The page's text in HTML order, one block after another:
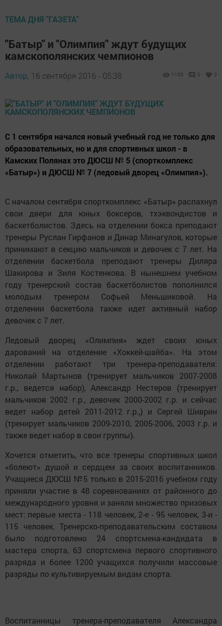
ТЕМА ДНЯ "ГАЗЕТА"
"Батыр" и "Олимпия" ждут будущих
камскополянских чемпионов
Автор, 16 сентября 2016 - 05:38 1103 0 0
С 1 сентября начался новый учебный год не только для
образовательных, но и для спортивных школ - в
Камских Полянах это ДЮСШ № 5 (спорткомплекс
«Батыр») и ДЮСШ № 7 (ледовый дворец «Олимпия»).
С началом сентября спорткомплекс «Батыр» распахнул
свои двери для юных боксеров, тхэквондистов и
баскетболистов. Здесь на отделении бокса преподают
тренеры Руслан Гирфанов и Динар Минагулов, которые
принимают в секцию мальчиков и девочек с 7 лет. На
отделении баскетбола преподают тренеры Диляра
Шакирова и Зиля Костенкова. В нынешнем учебном
году тренерский состав баскетболистов пополнился
молодым тренером Софьей Меньшиковой. На
отделении баскетбола также идет активный набор
девочек с 7 лет.
Ледовый дворец «Олимпия» ждет своих юных
дарований на отделение «Хоккей-шайба». На этом
отделении работают три тренера-преподавателя:
Николай Мартынов (тренирует мальчиков 2007-2008
г.р., ведется набор), Александр Нестеров (тренирует
мальчиков 2002 г.р., девочек 2000-2002 г.р. и сейчас
ведет набор детей 2011-2012 г.р.,) и Сергей Шиврин
(тренирует мальчиков 2009-2010, 2005-2006, 2003 г.р. и
также ведет набор в свои группы).
Хочется отметить, что все тренеры спортивных школ
«болеют» душой и сердцем за своих воспитанников.
Учащиеся ДЮСШ №5 только в 2015-2016 учебном году
приняли участие в 48 соревнованиях от районного до
международного уровня и заняли множество призовых
мест: первые места - 118 человек, 2-е - 95 человек, 3-и -
115 человек. Тренерско-преподавательским составом
было подготовлено 24 спортсмена-кандидата в
мастера спорта, 63 спортсмена первого спортивного
разряда и более 1200 учащихся получили массовые
разряды по культивируемым видам спорта.
Воспитанницы тренера-преподавателя Александра